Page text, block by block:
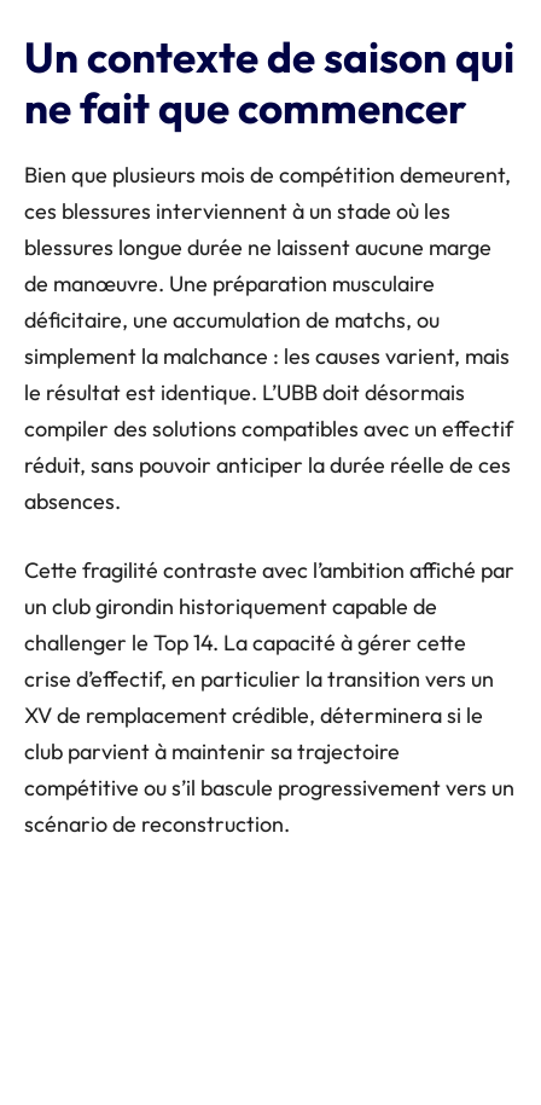
Un contexte de saison qui
ne fait que commencer
Bien que plusieurs mois de compétition demeurent,
ces blessures interviennent à un stade où les
blessures longue durée ne laissent aucune marge
de manœuvre. Une préparation musculaire
déficitaire, une accumulation de matchs, ou
simplement la malchance : les causes varient, mais
le résultat est identique. L’UBB doit désormais
compiler des solutions compatibles avec un effectif
réduit, sans pouvoir anticiper la durée réelle de ces
absences.
Cette fragilité contraste avec l’ambition affiché par
un club girondin historiquement capable de
challenger le Top 14. La capacité à gérer cette
crise d’effectif, en particulier la transition vers un
XV de remplacement crédible, déterminera si le
club parvient à maintenir sa trajectoire
compétitive ou s’il bascule progressivement vers un
scénario de reconstruction.